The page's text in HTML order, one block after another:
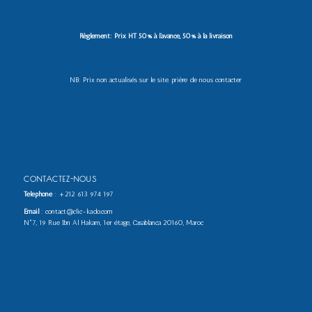
Règlement: Prix HT 50% à l’avance, 50% à la livraison
NB: Prix non actualisés sur le site. prière de nous contacter
CONTACTEZ-NOUS
Téléphone: +212 613 974 197
Email: contact@clic-kado.com
N°7, 19 Rue Ibn Al Hakam, 1er étage, Casablanca 20160, Maroc